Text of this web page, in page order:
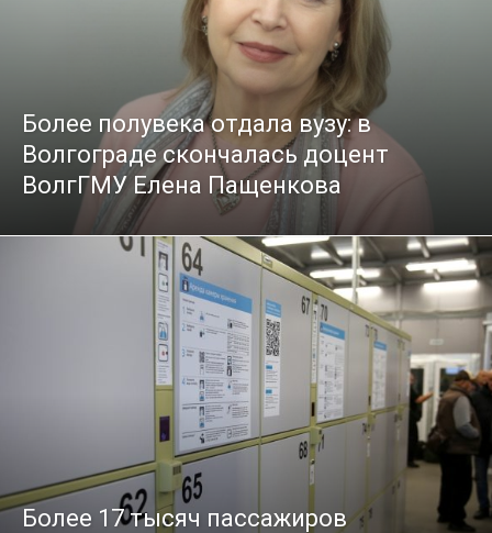
Более полувека отдала вузу: в
Волгограде скончалась доцент
ВолгГМУ Елена Пащенкова
Более 17 тысяч пассажиров